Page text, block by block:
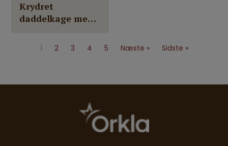
Krydret
daddelkage med
raffineret sukker)
1 2 3 4 5 Næste » Sidste »